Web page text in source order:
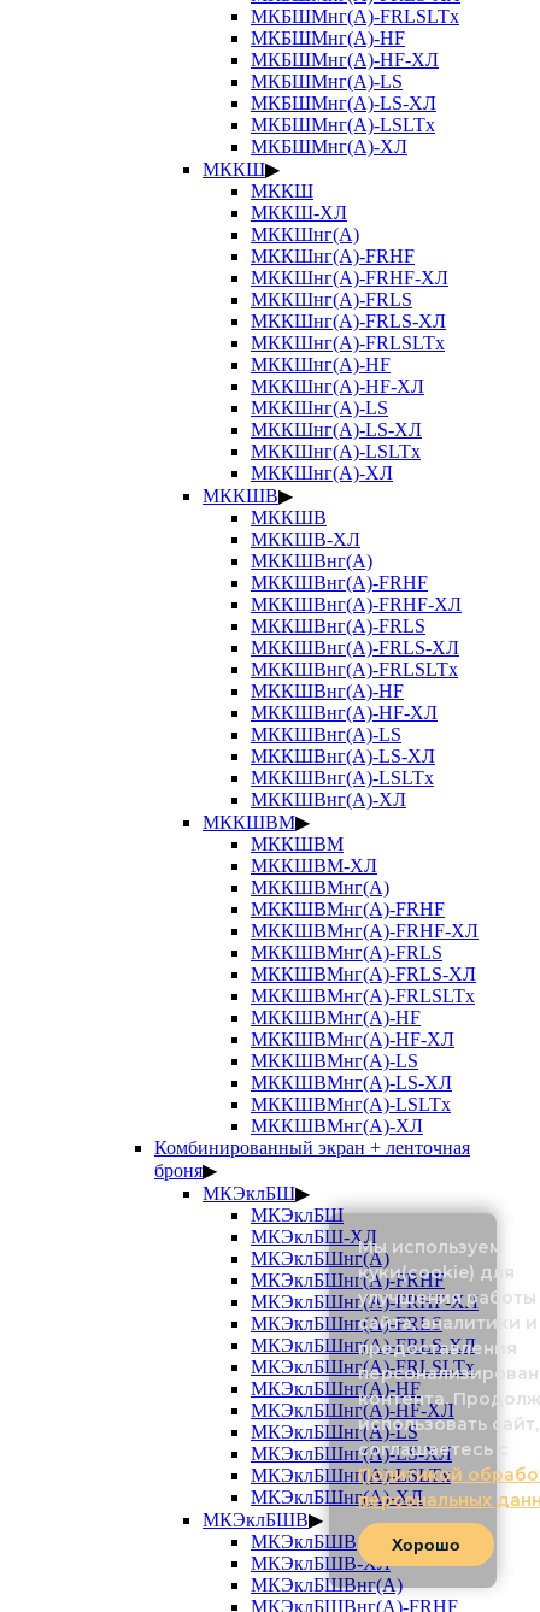
МКБШМнг(А)-FRLSLTx
МКБШМнг(А)-HF
МКБШМнг(А)-HF-ХЛ
МКБШМнг(А)-LS
МКБШМнг(А)-LS-ХЛ
МКБШМнг(А)-LSLTx
МКБШМнг(А)-ХЛ
МККШ▶
МККШ
МККШ-ХЛ
МККШнг(А)
МККШнг(А)-FRHF
МККШнг(А)-FRHF-ХЛ
МККШнг(А)-FRLS
МККШнг(А)-FRLS-ХЛ
МККШнг(А)-FRLSLTx
МККШнг(А)-HF
МККШнг(А)-HF-ХЛ
МККШнг(А)-LS
МККШнг(А)-LS-ХЛ
МККШнг(А)-LSLTx
МККШнг(А)-ХЛ
МККШВ▶
МККШВ
МККШВ-ХЛ
МККШВнг(А)
МККШВнг(А)-FRHF
МККШВнг(А)-FRHF-ХЛ
МККШВнг(А)-FRLS
МККШВнг(А)-FRLS-ХЛ
МККШВнг(А)-FRLSLTx
МККШВнг(А)-HF
МККШВнг(А)-HF-ХЛ
МККШВнг(А)-LS
МККШВнг(А)-LS-ХЛ
МККШВнг(А)-LSLTx
МККШВнг(А)-ХЛ
МККШВМ▶
МККШВМ
МККШВМ-ХЛ
МККШВМнг(А)
МККШВМнг(А)-FRHF
МККШВМнг(А)-FRHF-ХЛ
МККШВМнг(А)-FRLS
МККШВМнг(А)-FRLS-ХЛ
МККШВМнг(А)-FRLSLTx
МККШВМнг(А)-HF
МККШВМнг(А)-HF-ХЛ
МККШВМнг(А)-LS
МККШВМнг(А)-LS-ХЛ
МККШВМнг(А)-LSLTx
МККШВМнг(А)-ХЛ
Комбинированный экран + ленточная
броня▶
МКЭклБШ▶
МКЭклБШ
МКЭклБШ-ХЛ
МКЭклБШнг(А)
МКЭклБШнг(А)-FRHF
МКЭклБШнг(А)-FRHF-ХЛ
МКЭклБШнг(А)-FRLS
МКЭклБШнг(А)-FRLS-ХЛ
МКЭклБШнг(А)-FRLSLTx
МКЭклБШнг(А)-HF
МКЭклБШнг(А)-HF-ХЛ
МКЭклБШнг(А)-LS
МКЭклБШнг(А)-LS-ХЛ
МКЭклБШнг(А)-LSLTx
МКЭклБШнг(А)-ХЛ
МКЭклБШВ▶
МКЭклБШВ
МКЭклБШВ-ХЛ
МКЭклБШВнг(А)
МКЭклБШВнг(А)-FRHF
Мы используем
куки(cookie) для
улучшения работы
сайта, аналитики и
предоставления
контента.
использовать
соглашаетесь с
Политикой
персональных
Хорошо